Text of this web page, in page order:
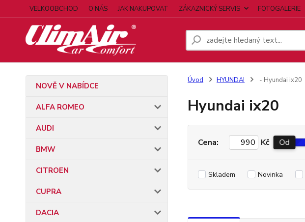
VELKOOBCHOD O NÁS JAK NAKUPOVAT ZÁKAZNICKÝ SERVIS FOTOGALERIE
NOVĚ V NABÍDCE
ALFA ROMEO
AUDI
BMW
CITROEN
CUPRA
DACIA
Úvod HYUNDAI - Hyundai ix20
Hyundai ix20
Cena: Kč Od
Skladem Novinka